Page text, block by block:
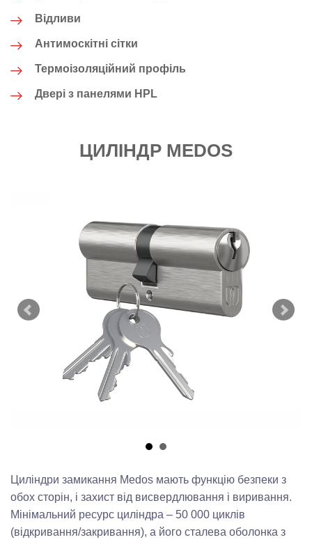
Відливи
Антимоскітні сітки
Термоізоляційний профіль
Двері з панелями HPL
ЦИЛІНДР MEDOS
Циліндри замикання Medos мають функцію безпеки з
обох сторін, і захист від висвердлювання і виривання.
Мінімальний ресурс циліндра – 50 000 циклів
(відкривання/закривання), а його сталева оболонка з